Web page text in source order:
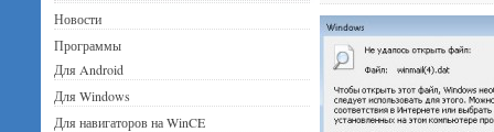
Новости
Программы
Для Android
Для Windows
Для навигаторов на WinCE